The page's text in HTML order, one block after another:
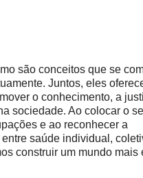
são conceitos que se
Juntos, eles
o conhecimento, a
sociedade. Ao colocar o
e ao reconhecer a
saúde individual,
construir um mundo mais